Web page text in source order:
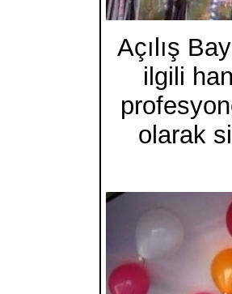
Açılış
ilgili
olarak